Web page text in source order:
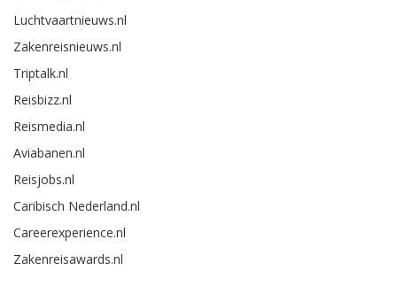
Luchtvaartnieuws.nl
Zakenreisnieuws.nl
Triptalk.nl
Reisbizz.nl
Reismedia.nl
Aviabanen.nl
Reisjobs.nl
Caribisch Nederland.nl
Careerexperience.nl
Zakenreisawards.nl